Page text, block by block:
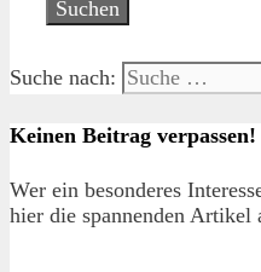
Suche nach:
Keinen Beitrag verpassen!
Wer ein besonderes
hier die spannenden Artikel